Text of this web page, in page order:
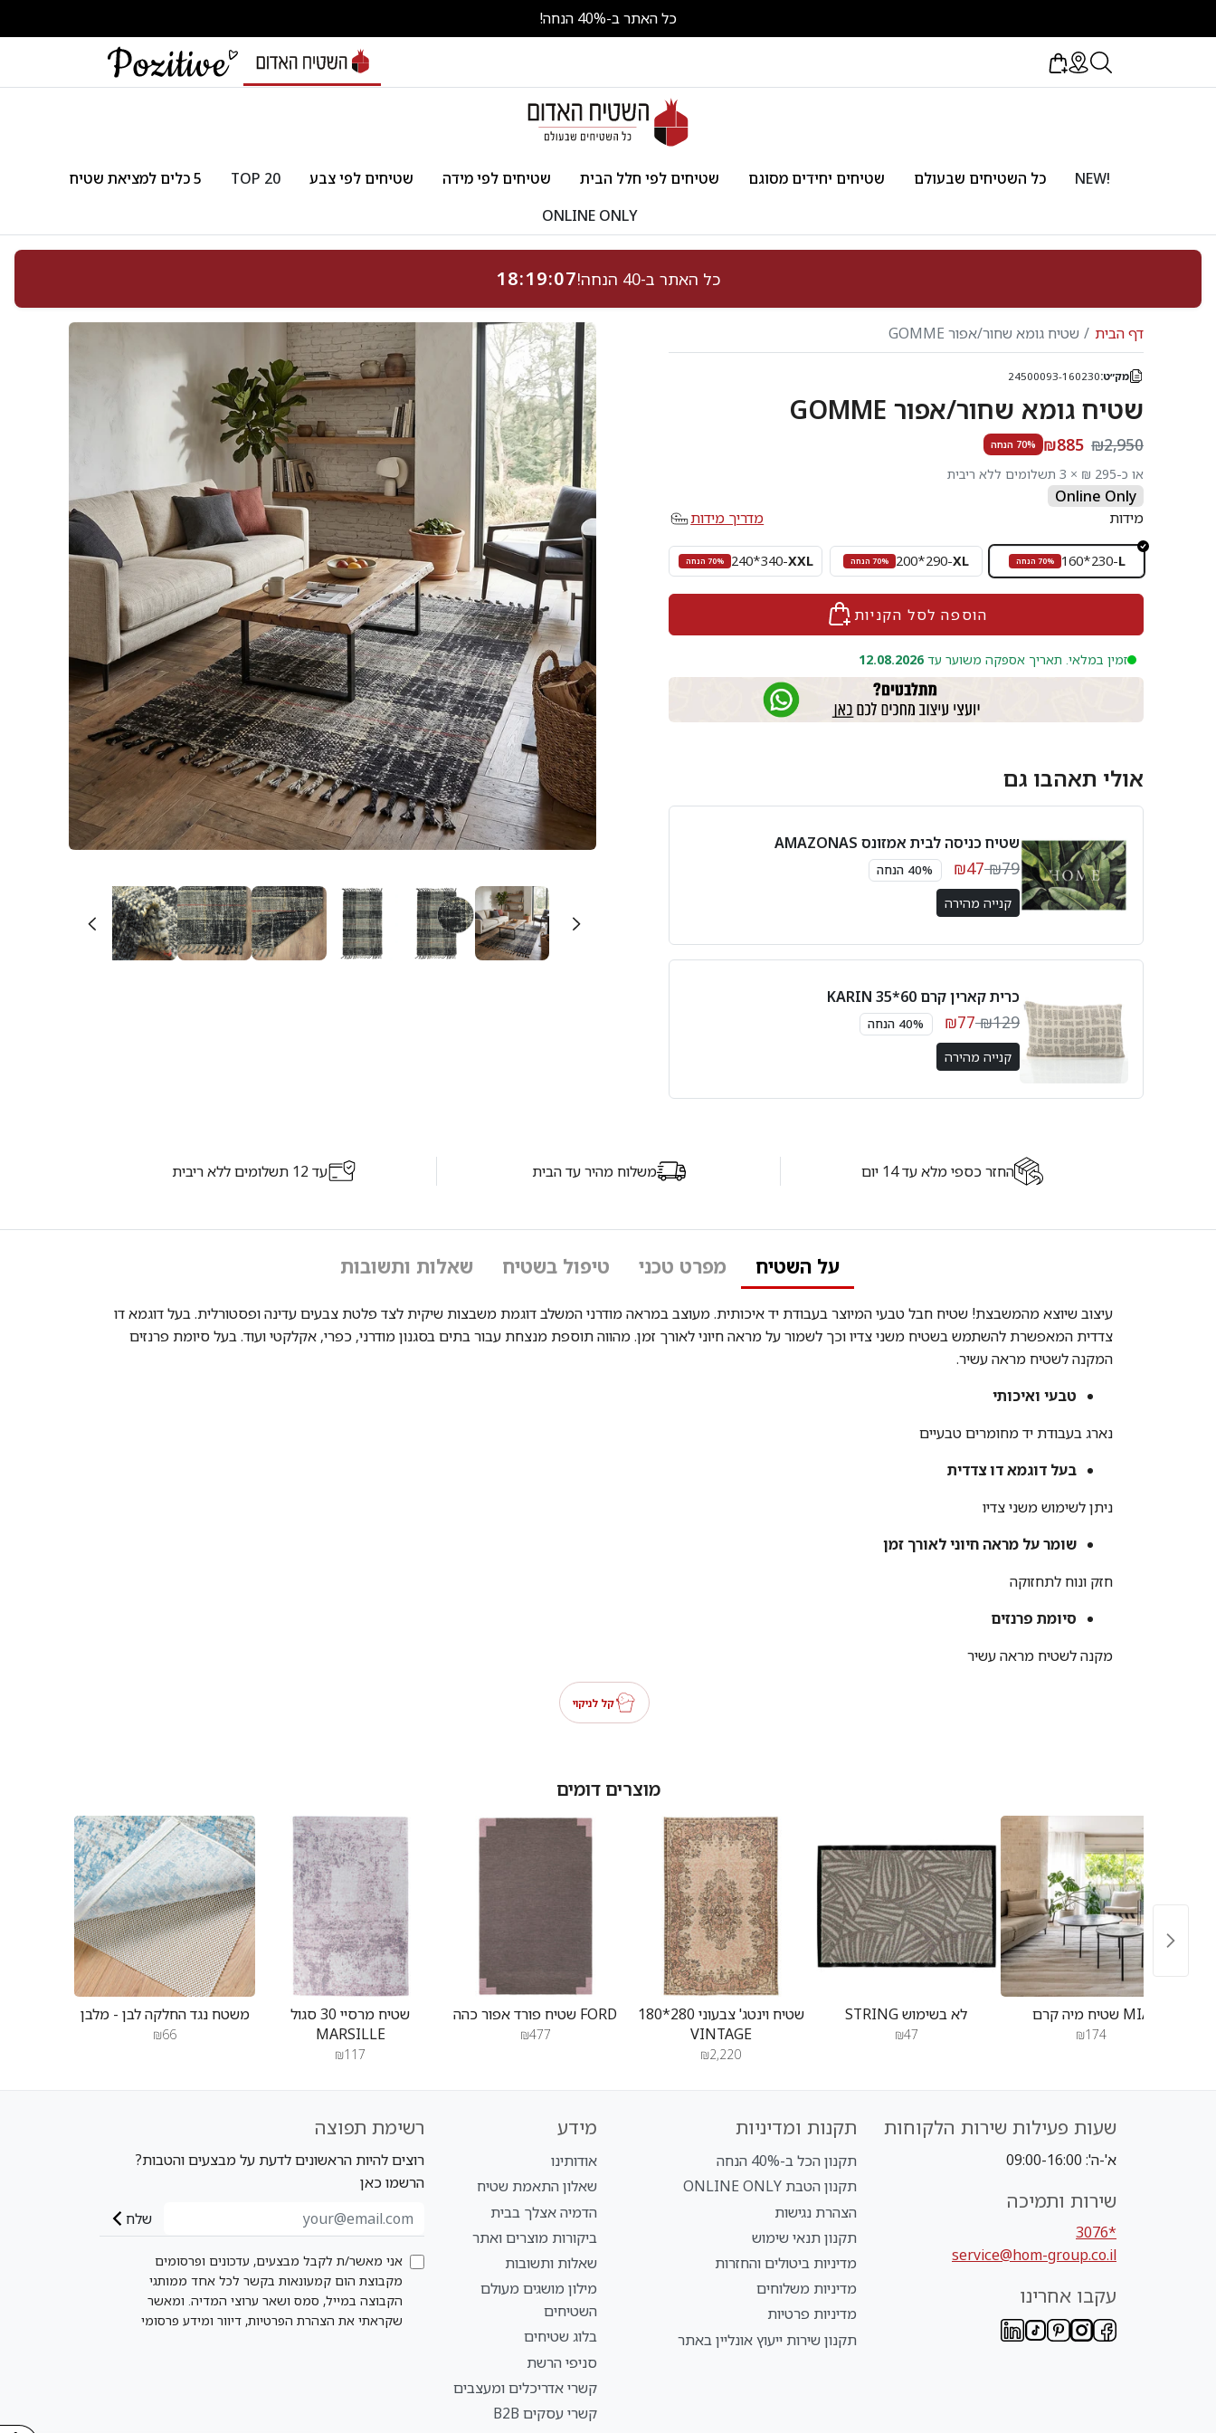
כל האתר ב-40% הנחה!ONLINE ONLY מאות שטיחים ב-70% הנחה!
!NEW כל השטיחים שבעולם שטיחים יחידים מסוגם שטיחים לפי חלל הבית שטיחים לפי מידה שטיחים לפי צבע TOP 20
5 כלים למציאת שטיח
ONLINE ONLY
דף הבית שטיח גומא שחור/אפור GOMME
מק״ט:24500093-160230
שטיח גומא שחור/אפור GOMME
₪2,950
₪885 70% הנחה
או כ-295 ₪ × 3 תשלומים ללא ריבית
Online Only
מידות
מדריך מידות
L
-
160*230 70% הנחה XL
-
200*290 70% הנחה XXL
-
240*340 70% הנחה
הוספה לסל הקניות
זמין במלאי. תאריך אספקה משוער עד 12.08.2026
אולי תאהבו גם
שטיח כניסה לבית אמזונס AMAZONAS
₪79
₪47 40% הנחה
קנייה מהירה
כרית קארין קרם 60*35 KARIN
₪129
₪77 40% הנחה
קנייה מהירה
החזר כספי מלא עד 14 יום משלוח מהיר עד הבית עד 12 תשלומים ללא ריבית
על השטיח מפרט טכני טיפול בשטיח שאלות ותשובות
עיצוב שיוצא מהמשבצת! שטיח חבל טבעי המיוצר בעבודת יד איכותית. מעוצב במראה מודרני המשלב דוגמת משבצות שיקית לצד פלטת צבעים עדינה ופסטורלית. בעל דוגמא דו
צדדית המאפשרת להשתמש בשטיח משני צדיו וכך לשמור על מראה חיוני לאורך זמן. מהווה תוספת מנצחת עבור בתים בסגנון מודרני, כפרי, אקלקטי ועוד. בעל סיומת פרנזים
המקנה לשטיח מראה עשיר.
טבעי ואיכותי
נארג בעבודת יד מחומרים טבעיים
בעל דוגמא דו צדדית
ניתן לשימוש משני צדיו
שומר על מראה חיוני לאורך זמן
חזק ונוח לתחזוקה
סיומת פרנזים
מקנה לשטיח מראה עשיר
קל לניקוי
מוצרים דומים
משטח נגד החלקה לבן - מלבן
₪66
שטיח מרסיי 30 סגול
MARSILLE
₪117
שטיח פורד אפור כהה FORD
₪477
שטיח וינטג' צבעוני 280*180
VINTAGE
₪2,220
STRING לא בשימוש
₪47
שטיח מיה קרם MIA
₪174
שעות פעילות שירות הלקוחות
א'-ה': 09:00-16:00
שירות ותמיכה
*3076
service@hom-group.co.il
עקבו אחרינו
תקנות ומדיניות
תקנון הכל ב-40% הנחה
תקנון הטבת ONLINE ONLY
הצהרת נגישות
תקנון תנאי שימוש
מדיניות ביטולים והחזרות
מדיניות משלוחים
מדיניות פרטיות
תקנון שירות ייעוץ אונליין באתר
מידע
אודותינו
שאלון התאמת שטיח
הדמיה אצלך בבית
ביקורות מוצרים ואתר
שאלות ותשובות
מילון מושגים מעולם
השטיחים
בלוג שטיחים
סניפי הרשת
קשרי אדריכלים ומעצבים
קשרי עסקים B2B
רשימת תפוצה
רוצים להיות הראשונים לדעת על מבצעים והטבות?
הרשמו כאן
שלח
אני מאשר/ת לקבל מבצעים, עדכונים ופרסומים
מקבוצת הום קמעונאות בקשר לכל אחד ממותגי
הקבוצה במייל, סמס ושאר ערוצי המדיה. ומאשר
שקראתי את הצהרת הפרטיות, דיוור ומידע פרסומי